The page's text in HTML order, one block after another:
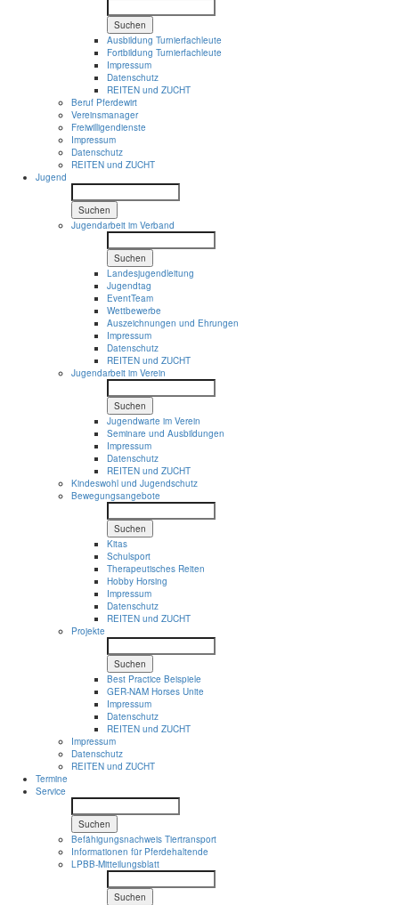
Suchen
Ausbildung Turnierfachleute
Fortbildung Turnierfachleute
Impressum
Datenschutz
REITEN und ZUCHT
Beruf Pferdewirt
Vereinsmanager
Freiwilligendienste
Impressum
Datenschutz
REITEN und ZUCHT
Jugend
Suchen
Jugendarbeit im Verband
Suchen
Landesjugendleitung
Jugendtag
EventTeam
Wettbewerbe
Auszeichnungen und Ehrungen
Impressum
Datenschutz
REITEN und ZUCHT
Jugendarbeit im Verein
Suchen
Jugendwarte im Verein
Seminare und Ausbildungen
Impressum
Datenschutz
REITEN und ZUCHT
Kindeswohl und Jugendschutz
Bewegungsangebote
Suchen
Kitas
Schulsport
Therapeutisches Reiten
Hobby Horsing
Impressum
Datenschutz
REITEN und ZUCHT
Projekte
Suchen
Best Practice Beispiele
GER-NAM Horses Unite
Impressum
Datenschutz
REITEN und ZUCHT
Impressum
Datenschutz
REITEN und ZUCHT
Termine
Service
Suchen
Befähigungsnachweis Tiertransport
Informationen für Pferdehaltende
LPBB-Mitteilungsblatt
Suchen